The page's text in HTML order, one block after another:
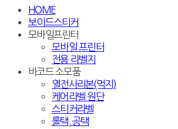
HOME
보이드스티커
모바일프린터
모바일 프린터
전용 라벨지
바코드 소모품
열전사리본(먹지)
케어라벨 원단
스티커라벨
롤택, 공택